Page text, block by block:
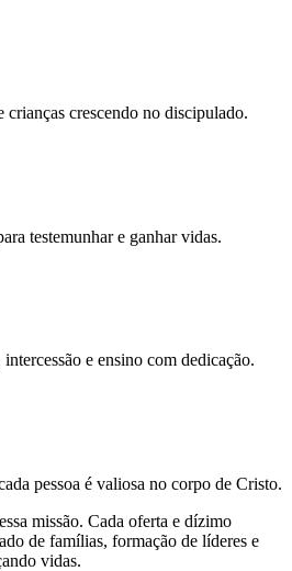
crianças crescendo no discipulado.
testemunhar e ganhar vidas.
e ensino com dedicação.
pessoa é valiosa no corpo de Cristo.
missão. Cada oferta e dízimo
de famílias, formação de líderes e
vidas.